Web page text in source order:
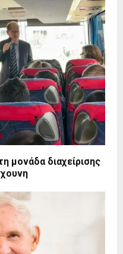
μονάδα διαχείρισης